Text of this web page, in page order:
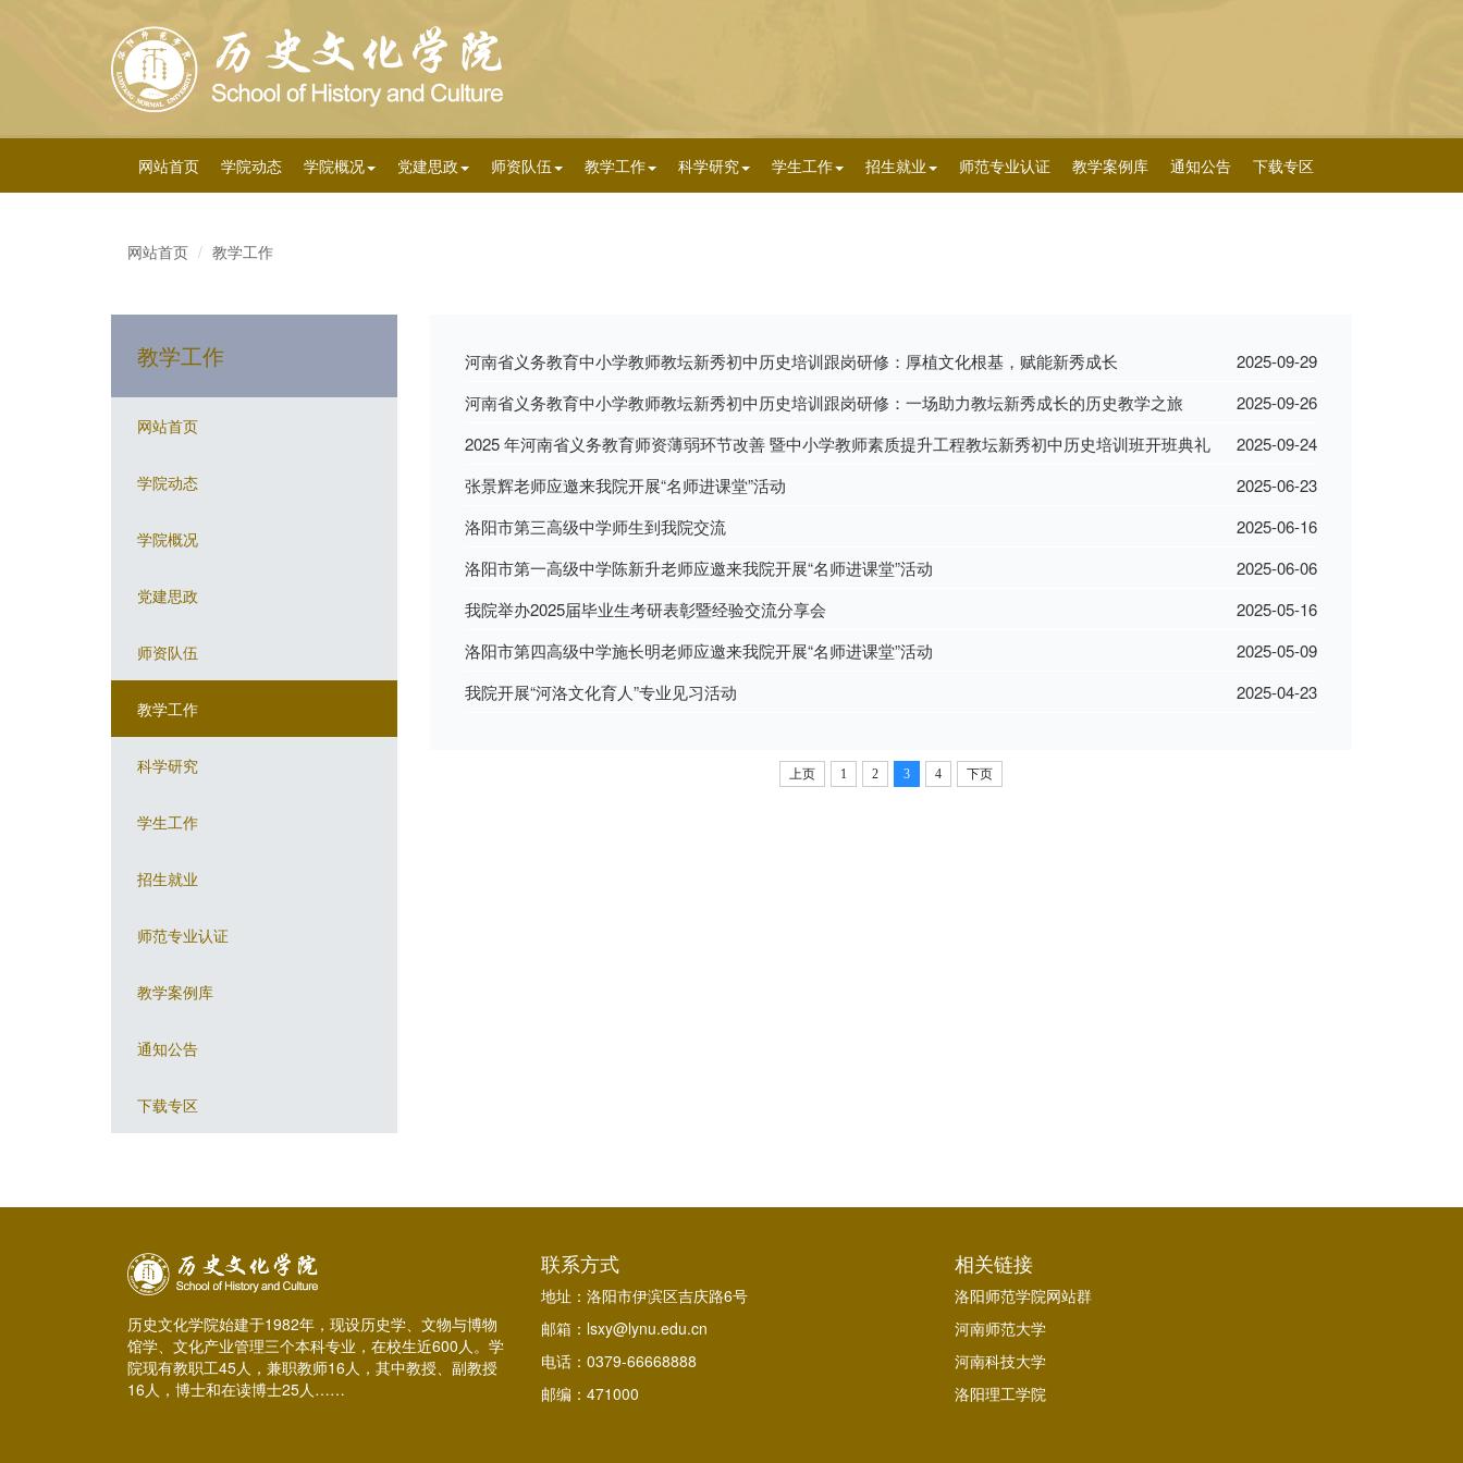
网站首页 学院动态 学院概况 党建思政 师资队伍 教学工作 科学研究 学生工作 招生就业 师范专业认证 教学案例库 通知公告 下载专区
网站首页 教学工作
教学工作
网站首页
学院动态
学院概况
党建思政
师资队伍
教学工作
科学研究
学生工作
招生就业
师范专业认证
教学案例库
通知公告
下载专区
河南省义务教育中小学教师教坛新秀初中历史培训跟岗研修：厚植文化根基，赋能新秀成长
2025-09-29
河南省义务教育中小学教师教坛新秀初中历史培训跟岗研修：一场助力教坛新秀成长的历史教学之旅
2025-09-26
2025 年河南省义务教育师资薄弱环节改善 暨中小学教师素质提升工程教坛新秀初中历史培训班开班典礼
2025-09-24
张景辉老师应邀来我院开展“名师进课堂”活动
2025-06-23
洛阳市第三高级中学师生到我院交流
2025-06-16
洛阳市第一高级中学陈新升老师应邀来我院开展“名师进课堂”活动
2025-06-06
我院举办2025届毕业生考研表彰暨经验交流分享会
2025-05-16
洛阳市第四高级中学施长明老师应邀来我院开展“名师进课堂”活动
2025-05-09
我院开展“河洛文化育人”专业见习活动
2025-04-23
上页 1 2 3 4 下页
历史文化学院始建于1982年，现设历史学、文物与博物
馆学、文化产业管理三个本科专业，在校生近600人。学
院现有教职工45人，兼职教师16人，其中教授、副教授
16人，博士和在读博士25人……
联系方式
地址：洛阳市伊滨区吉庆路6号
邮箱：lsxy@lynu.edu.cn
电话：0379-66668888
邮编：471000
相关链接
洛阳师范学院网站群
河南师范大学
河南科技大学
洛阳理工学院